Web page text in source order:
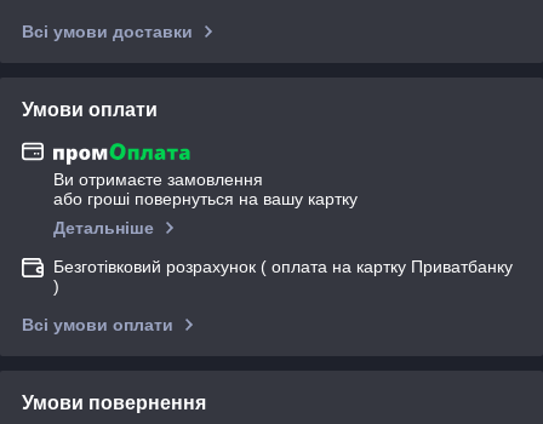
Всі умови доставки
Умови оплати
Ви отримаєте замовлення
або гроші повернуться на вашу картку
Детальніше
Безготівковий розрахунок ( оплата на картку Приватбанку
)
Всі умови оплати
Умови повернення